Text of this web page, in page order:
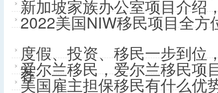
新加坡家族办公室项目介绍
2022美国NIW移民项目全方
度假、投资、移民一步到位
荐
爱尔兰移民，爱尔兰移民项
美国雇主担保移民有什么优